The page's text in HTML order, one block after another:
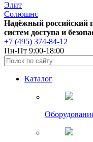
Элит
Солюшнс
Надёжный российский
систем доступа и
+7 (495) 374-84-12
Пн-Пт 9:00-18:00
Каталог